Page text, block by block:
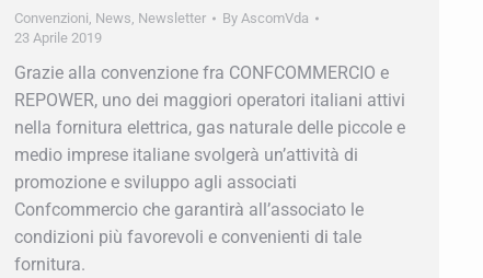
Convenzioni, News, Newsletter By AscomVda
23 Aprile 2019
Grazie alla convenzione fra CONFCOMMERCIO e
REPOWER, uno dei maggiori operatori italiani attivi
nella fornitura elettrica, gas naturale delle piccole e
medio imprese italiane svolgerà un’attività di
promozione e sviluppo agli associati
Confcommercio che garantirà all’associato le
condizioni più favorevoli e convenienti di tale
fornitura.